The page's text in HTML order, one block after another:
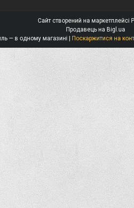
Сайт створений на маркетплейсі
Продавець на Bigl.ua
Захист і стиль — в одному магазині | Поскаржитися на